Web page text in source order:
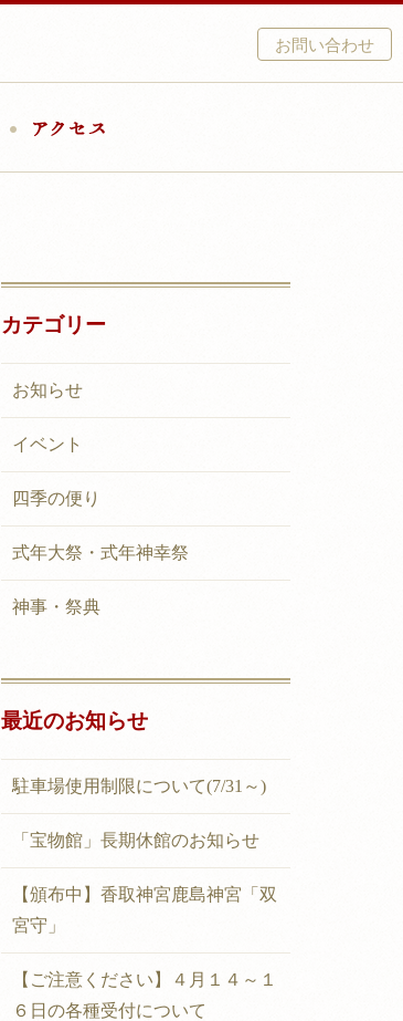
お問い合わせ
カテゴリー
お知らせ
イベント
四季の便り
式年大祭・式年神幸祭
神事・祭典
最近のお知らせ
駐車場使用制限について(7/31～)
「宝物館」長期休館のお知らせ
【頒布中】香取神宮鹿島神宮「双
宮守」
【ご注意ください】４月１４～１
６日の各種受付について